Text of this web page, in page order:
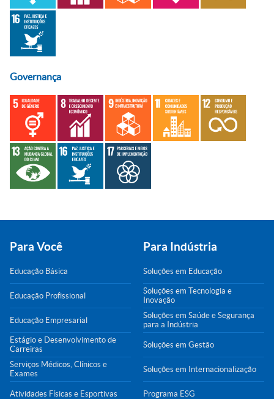
Governança
Para Você
Educação Básica
Educação Profissional
Educação Empresarial
Estágio e Desenvolvimento de
Carreiras
Serviços Médicos, Clínicos e
Exames
Atividades Físicas e Esportivas
Para Indústria
Soluções em Educação
Soluções em Tecnologia e
Inovação
Soluções em Saúde e Segurança
para a Indústria
Soluções em Gestão
Soluções em Internacionalização
Programa ESG